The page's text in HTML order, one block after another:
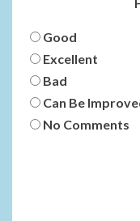
Good
Excellent
Bad
Can Be
No Comments